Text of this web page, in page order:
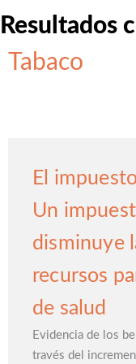
Resultados
Tabaco
El
Un
disminuye
recursos
de salud
Evidencia de los
través del